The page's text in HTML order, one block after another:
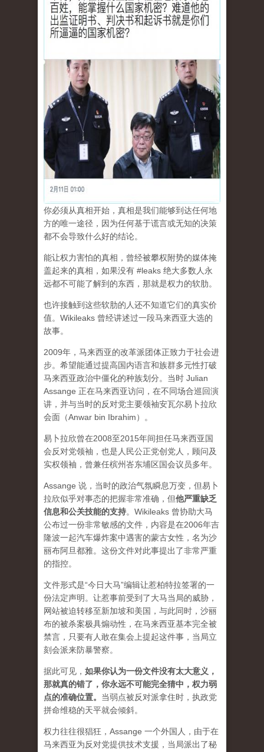
你必须从真相开始，真相是我们能够到达任何地
方的唯一途径，因为任何基于谎言或无知的决策
都不会导致什么好的结论。
能让权力害怕的真相，曾经被攀权附势的媒体掩
盖起来的真相，如果没有 #leaks 绝大多数人永
远都不可能了解到的东西，那就是权力的软肋。
也许接触到这些软肋的人还不知道它们的真实价
值。Wikileaks 曾经讲述过一段马来西亚大选的
故事。
2009年，马来西亚的改革派团体正致力于社会进
步。希望能通过提高国内语言和族群多元性打破
马来西亚政治中僵化的种族划分。当时 Julian
Assange 正在马来西亚访问，在不同场合巡回演
讲，并与当时的反对党主要领袖安瓦尔易卜拉欣
会面（Anwar bin Ibrahim）。
易卜拉欣曾在2008至2015年间担任马来西亚国
会反对党领袖，也是人民公正党创党人，顾问及
实权领袖，曾兼任槟州峇东埔区国会议员多年。
Assange 说，当时的政治气氛瞬息万变，但易卜
拉欣似乎对事态的把握非常准确，但他严重缺乏
信息和公关技能的支持。Wikileaks 曾协助大马
公布过一份非常敏感的文件，内容是在2006年吉
隆波一起汽车爆炸案中遇害的蒙古女性，名为沙
丽布阿旦都雅。这份文件对此事提出了非常严重
的指控。
文件形式是“今日大马”编辑让惹柏特拉签署的一
份法定声明。让惹事前受到了大马当局的威胁，
网站被迫转移至新加坡和美国，与此同时，沙丽
布的被杀案极具煽动性，在马来西亚基本完全被
禁言，只要有人敢在集会上提起这件事，当局立
刻会派来防暴警察。
据此可见， 如果你认为一份文件没有太大意义，
那就真的错了，你永远不可能完全猜中，权力弱
点的准确位置。 当弱点被反对派拿住时，执政党
拼命维稳的天平就会倾斜。
权力往往很猖狂，Assange 一个外国人，由于在
马来西亚为反对党提供技术支援，当局派出了秘